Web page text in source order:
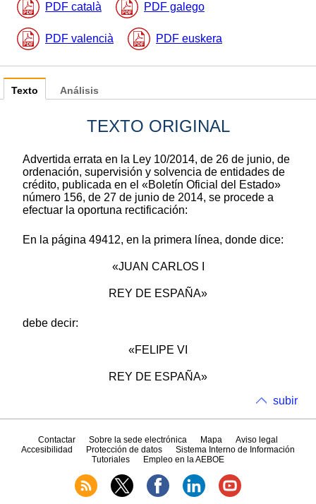
PDF català PDF galego
PDF valencià PDF euskera
Texto
TEXTO ORIGINAL
Advertida errata en la Ley 10/2014, de 26 de junio, de
ordenación, supervisión y solvencia de entidades de
crédito, publicada en el «Boletín Oficial del Estado»
número 156, de 27 de junio de 2014, se procede a
efectuar la oportuna rectificación:
En la página 49412, en la primera línea, donde dice:
«JUAN CARLOS I
REY DE ESPAÑA»
debe decir:
«FELIPE VI
REY DE ESPAÑA»
Análisis
subir
Contactar Sobre la sede electrónica Mapa
Aviso legal
Accesibilidad
Protección de datos
Sistema Interno de Información
Tutoriales
Empleo en la AEBOE